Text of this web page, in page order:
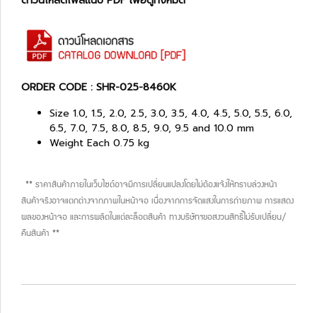
ORDER CODE : SHR-025-8460K
Size 1.0, 1.5, 2.0, 2.5, 3.0, 3.5, 4.0, 4.5, 5.0, 5.5, 6.0,
6.5, 7.0, 7.5, 8.0, 8.5, 9.0, 9.5 and 10.0 mm
Weight Each 0.75 kg
** ราคาสินค้าภายในเว็บไซต์อาจมีการเปลี่ยนแปลงโดยไม่ต้องแจ้งให้ทราบล่วงหน้า
สินค้าจริงอาจแตกต่างจากภาพในหน้าจอ เนื่องจากการจัดแสงในการถ่ายภาพ การแสดง
ผลของหน้าจอ และการผลิตในแต่ละล็อตสินค้า ทางบริษัทฯขอสงวนสิทธิ์ไม่รับเปลี่ยน/
คืนสินค้า **